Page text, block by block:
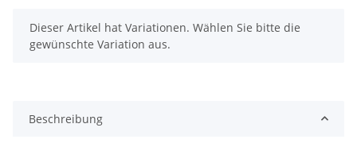
x
Dieser Artikel hat Variationen. Wählen Sie bitte die
gewünschte Variation aus.
Beschreibung